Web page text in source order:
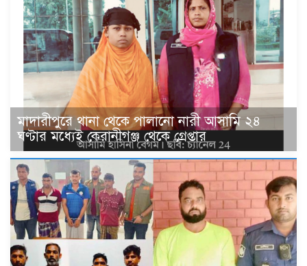
মাদারীপুরে থানা থেকে পালানো নারী আসামি ২৪
ঘণ্টার মধ্যেই কেরানীগঞ্জ থেকে গ্রেপ্তার